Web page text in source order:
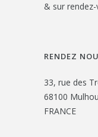
& sur rendez-
RENDEZ
33, rue des
68100
FRANCE